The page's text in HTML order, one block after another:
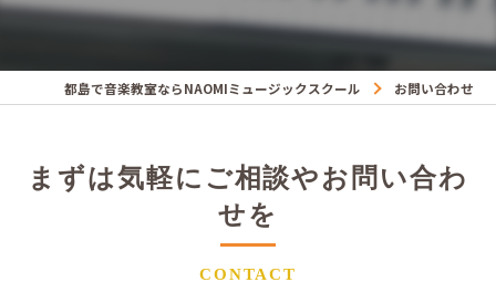
都島で音楽教室ならNAOMIミュージックスクール お問い合わせ
まずは気軽にご相談やお問い合わ
せを
CONTACT